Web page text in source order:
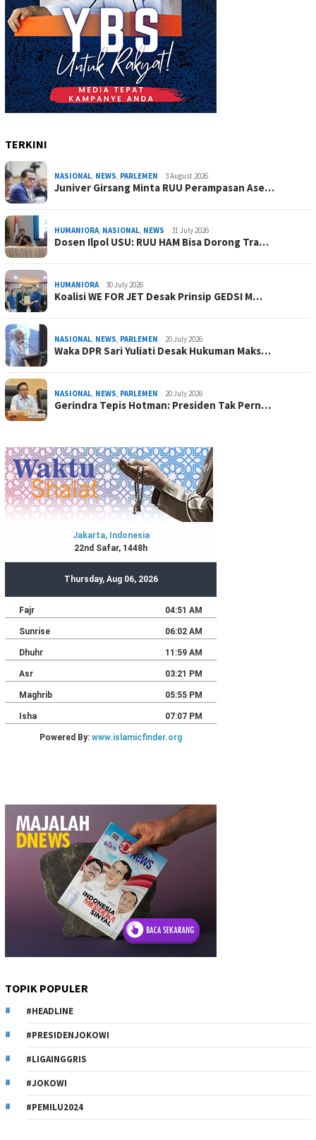
TERKINI
NASIONAL NEWS PARLEMEN 3 August 2026
Juniver Girsang Minta RUU Perampasan Ase…
HUMANIORA NASIONAL NEWS 31 July 2026
Dosen Ilpol USU: RUU HAM Bisa Dorong Tra…
HUMANIORA 30 July 2026
Koalisi WE FOR JET Desak Prinsip GEDSI M…
NASIONAL NEWS PARLEMEN 20 July 2026
Waka DPR Sari Yuliati Desak Hukuman Maks…
NASIONAL NEWS PARLEMEN 20 July 2026
Gerindra Tepis Hotman: Presiden Tak Pern…
TOPIK POPULER
#HEADLINE
#PRESIDENJOKOWI
#LIGAINGGRIS
#JOKOWI
#PEMILU2024